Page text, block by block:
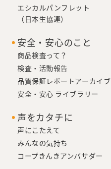
エシカルパンフレット
（日本生協連）
安全・安心のこと
商品検査って？
検査・活動報告
品質保証レポートアーカイブ
安全・安心 ライブラリー
声をカタチに
声にこたえて
みんなの気持ち
コープきんきアンバサダー